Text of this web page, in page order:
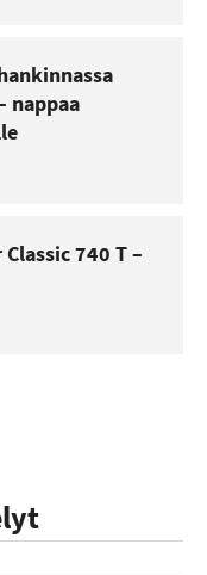
nappaa
740 T –